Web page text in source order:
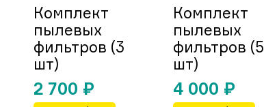
Комплект
пылевых
фильтров (3
шт)
2 700 ₽
Комплект
пылевых
фильтров (5
шт)
4 000 ₽